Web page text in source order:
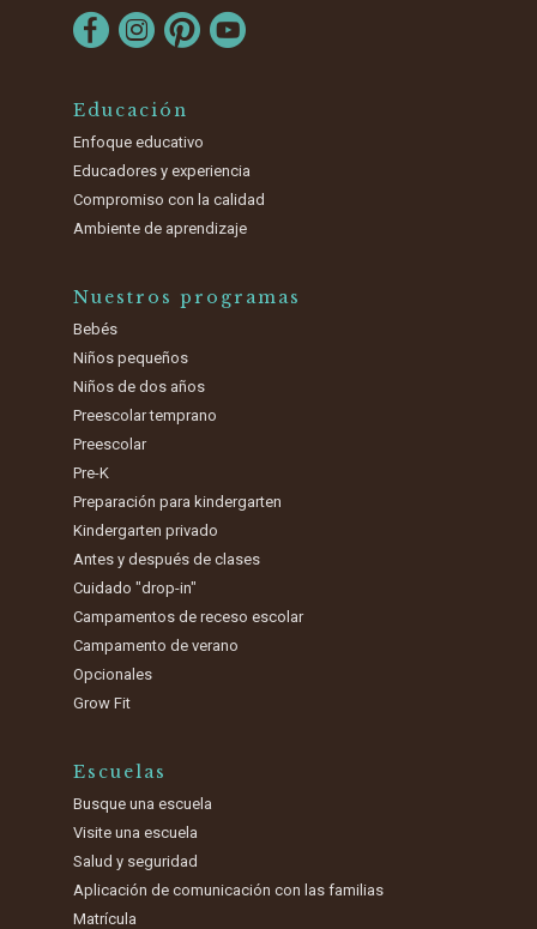
Educación
Enfoque educativo
Educadores y experiencia
Compromiso con la calidad
Ambiente de aprendizaje
Nuestros programas
Bebés
Niños pequeños
Niños de dos años
Preescolar temprano
Preescolar
Pre-K
Preparación para kindergarten
Kindergarten privado
Antes y después de clases
Cuidado "drop-in"
Campamentos de receso escolar
Campamento de verano
Opcionales
Grow Fit
Escuelas
Busque una escuela
Visite una escuela
Salud y seguridad
Aplicación de comunicación con las familias
Matrícula